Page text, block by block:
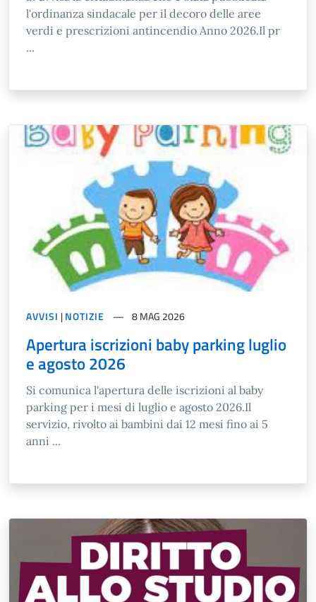
l'ordinanza sindacale per il decoro delle aree
verdi e prescrizioni antincendio Anno 2026.Il pr
...
AVVISI |NOTIZIE 8 MAG 2026
Apertura iscrizioni baby parking luglio
e agosto 2026
Si comunica l'apertura delle iscrizioni al baby
parking per i mesi di luglio e agosto 2026.Il
servizio, rivolto ai bambini dai 12 mesi fino ai 5
anni ...